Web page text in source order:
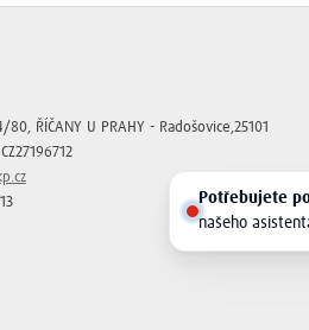
ŘÍČANY U PRAHY - Radošovice,25101
Potřebujete
našeho